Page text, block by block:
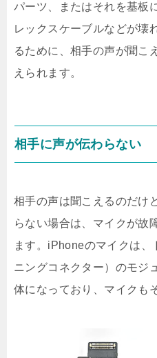
パーツ、またはそれを基板
レックスケーブルなどが壊
るために、相手の声が聞こ
えられます。
相手に声が伝わらない
相手の声は聞こえるのだけ
らない場合は、マイクが故
ます。iPhoneのマイクは、
ニングコネクター）のモジ
体になっており、マイクも